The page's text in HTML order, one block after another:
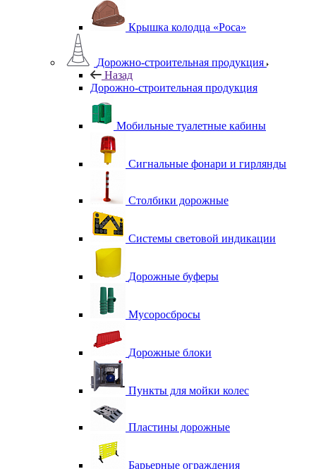
Крышка колодца «Роса»
Дорожно-строительная продукция
Назад
Дорожно-строительная продукция
Мобильные туалетные кабины
Сигнальные фонари и гирлянды
Столбики дорожные
Системы световой индикации
Дорожные буферы
Мусоросбросы
Дорожные блоки
Пункты для мойки колес
Пластины дорожные
Барьерные ограждения